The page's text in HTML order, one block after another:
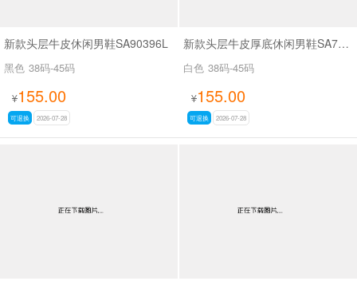
新款头层牛皮休闲男鞋SA90396L
黑色 38码-45码
¥155.00
可退换 2026-07-28
新款头层牛皮厚底休闲男鞋SA70716L
白色 38码-45码
¥155.00
可退换 2026-07-28